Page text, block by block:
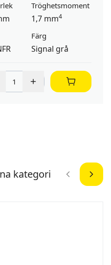
Tröghetsmoment
1,7 mm4
Färg
Signal grå
kategori